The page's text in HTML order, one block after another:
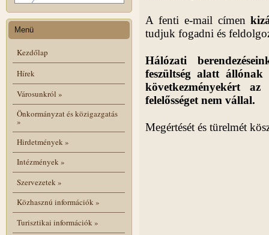
Menü
Kezdőlap
Hírek
Városunkról »
Önkormányzat és közigazgatás
»
Hirdetmények»
Intézmények»
Szervezetek»
Közhasznú információk»
Turisztikai információk»
A fenti e-mail címen
tudjuk fogadni és
Hálózati
feszültség alatt állónak
következményekért
felelősséget nem vállal.
Megértését és türelmét